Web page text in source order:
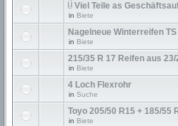
Viel Teile as
in Biete
Nagelneue Winterreifen
in Biete
215/35 R 17 Reifen aus
in Biete
4 Loch Flexrohr
in Suche
Toyo 205/50 R15 + 185/55
in Biete